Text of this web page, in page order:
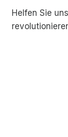
Helfen Sie